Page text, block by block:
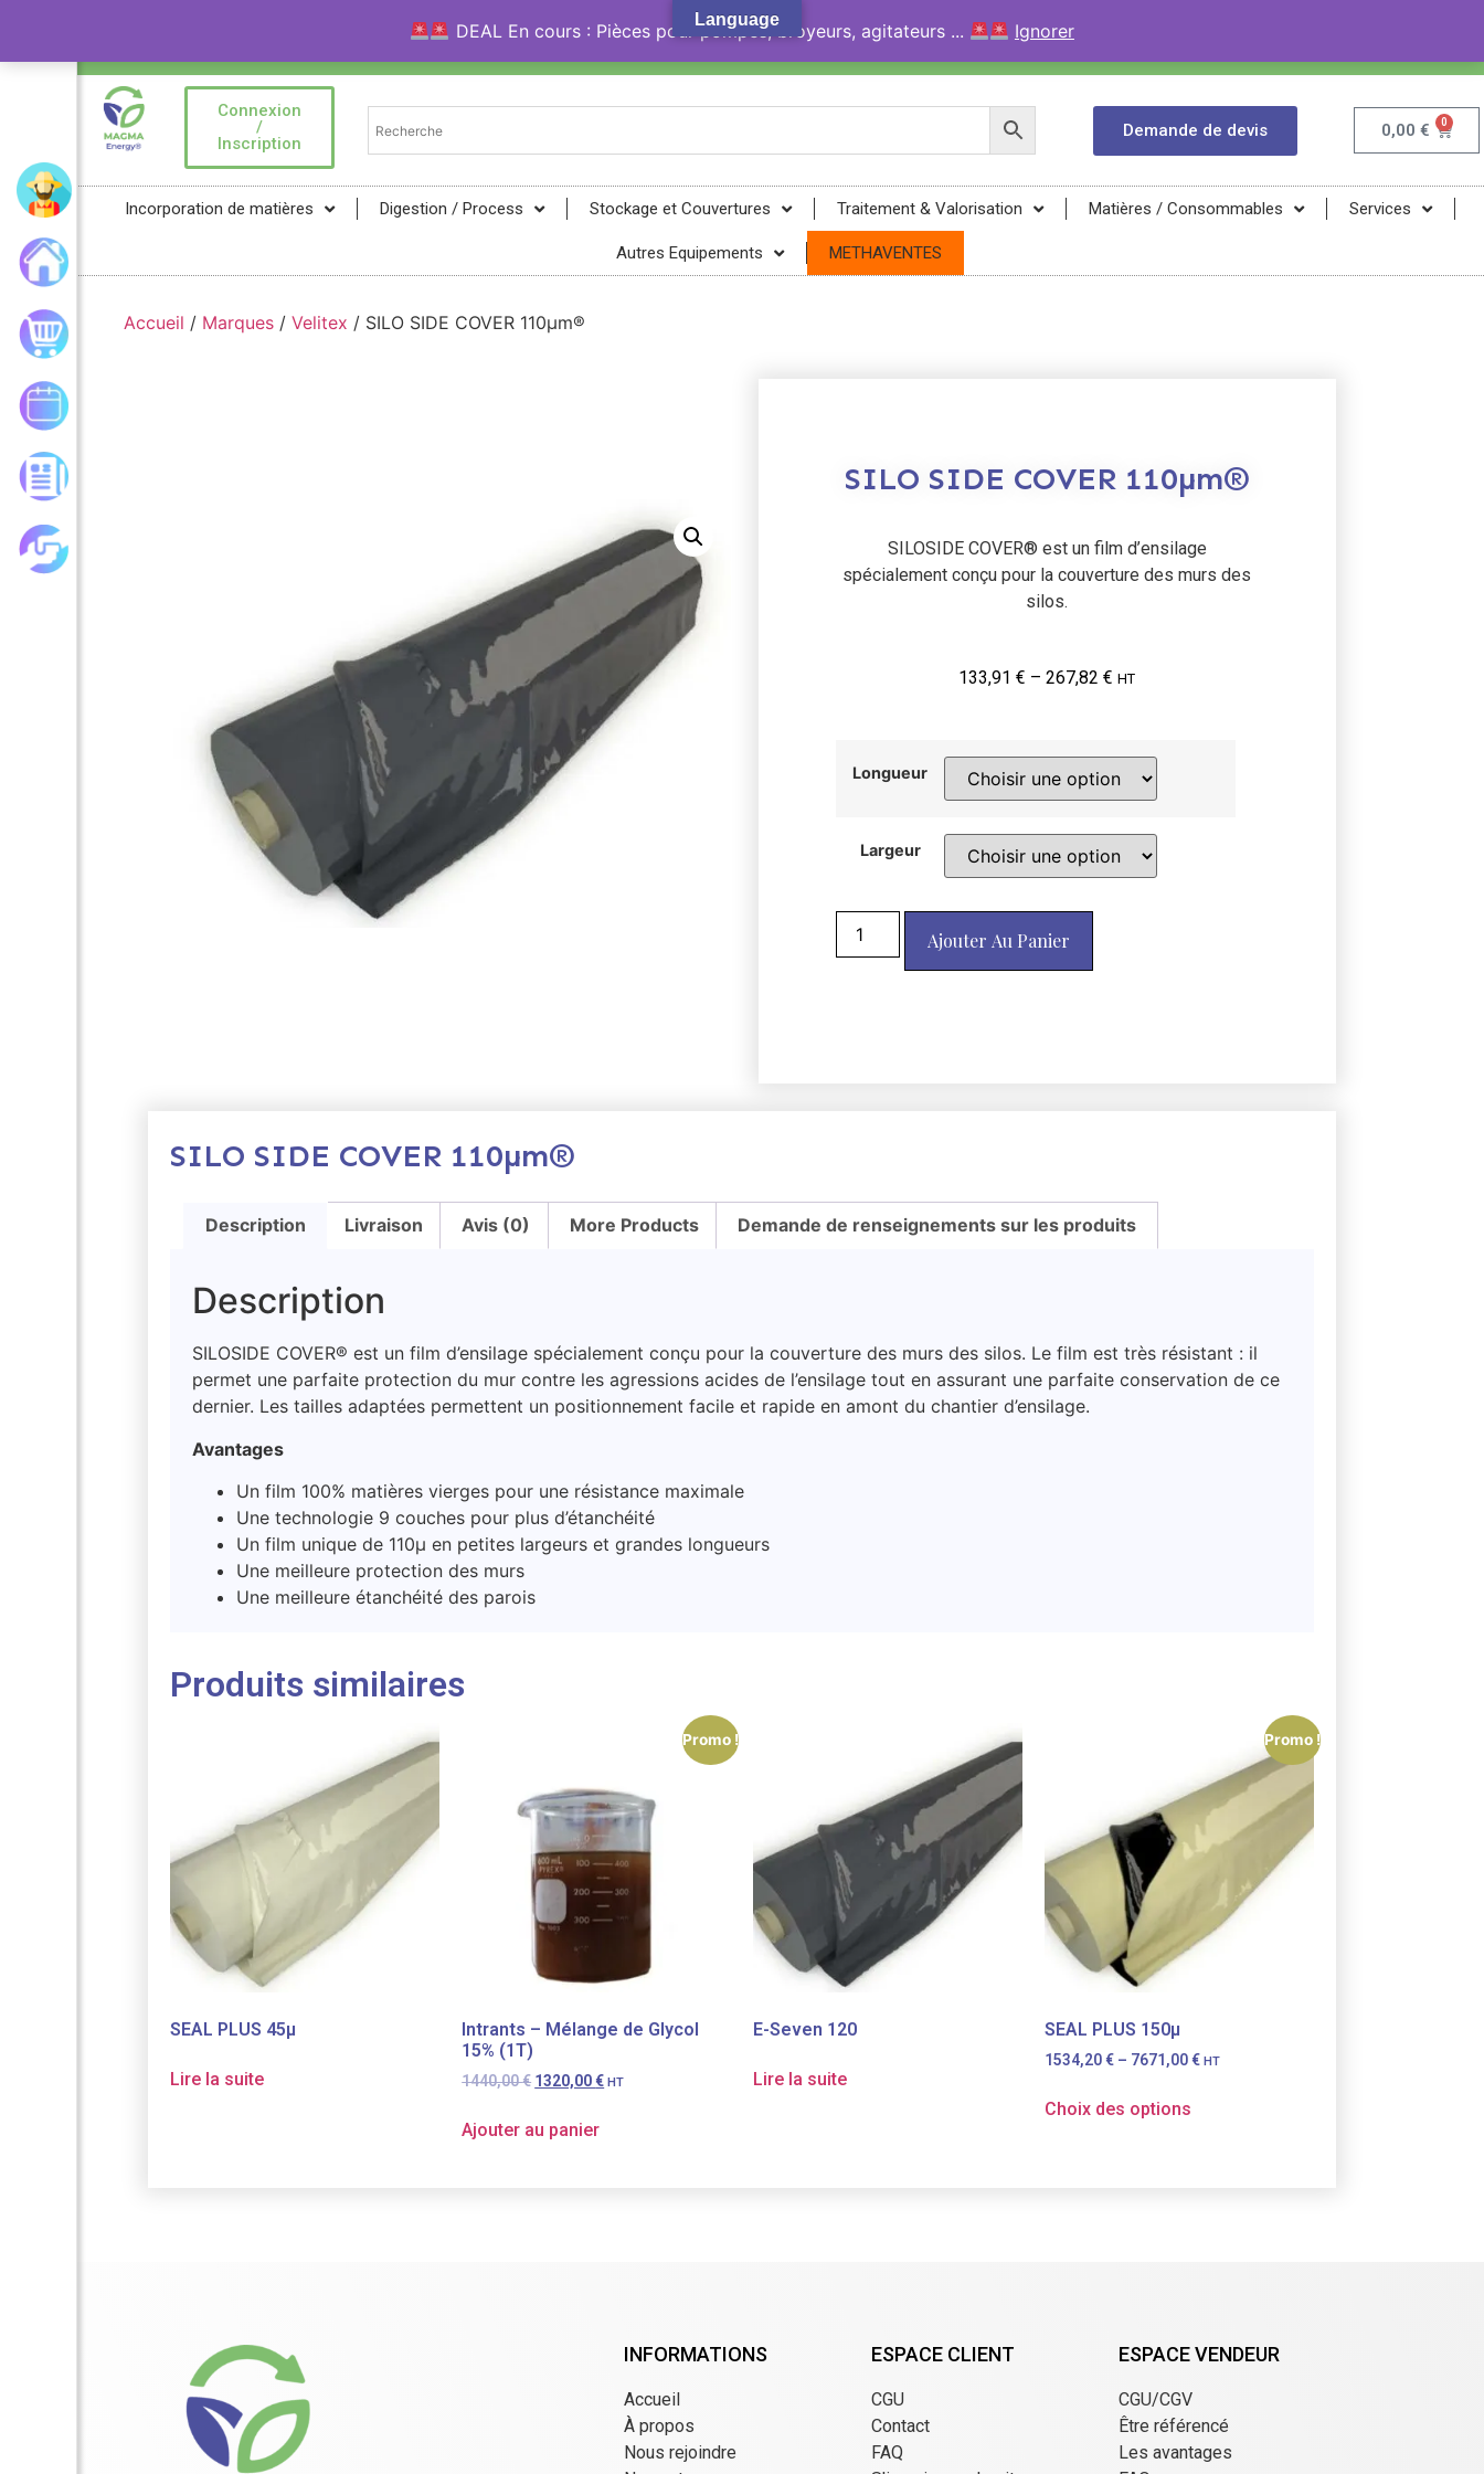
Bienvenue sur la Marketplace MAGMA Energy® !
+33 (0)9 84 04 07 52
Connexion
/
Inscription
Demande de devis 0,00€ 0
Incorporation de matières Digestion / Process Stockage et Couvertures Traitement & Valorisation Matières / Consommables Services
Autres Equipements METHAVENTES
Mon compte
Mon panier
Accueil / Marques / Velitex / SILO SIDE COVER 110µm®
SILO SIDE COVER 110µm®
SILOSIDE COVER® est un film d’ensilage
spécialement conçu pour la couverture des murs des
silos.
133,91€ –267,82€ HT
Longueur
Largeur
Ajouter Au Panier
SILO SIDE COVER 110µm®
Description Livraison Avis (0) More Products Demande de renseignements sur les produits
Description
SILOSIDE COVER® est un film d’ensilage spécialement conçu pour la couverture des murs des silos. Le film est très résistant : il
permet une parfaite protection du mur contre les agressions acides de l’ensilage tout en assurant une parfaite conservation de ce
dernier. Les tailles adaptées permettent un positionnement facile et rapide en amont du chantier d’ensilage.
Avantages
Un film 100% matières vierges pour une résistance maximale
Une technologie 9 couches pour plus d’étanchéité
Un film unique de 110µ en petites largeurs et grandes longueurs
Une meilleure protection des murs
Une meilleure étanchéité des parois
Produits similaires
SEAL PLUS 45µ
Lire la suite
Promo !
Intrants – Mélange de Glycol
15% (1T)
1440,00€ 1320,00 € HT
Ajouter au panier
E-Seven 120
Lire la suite
Promo !
SEAL PLUS 150µ
1534,20€– 7671,00€ HT
Choix des options
INFORMATIONS
Accueil
À propos
Nous rejoindre
ESPACE CLIENT
CGU
Contact
FAQ
ESPACE VENDEUR
CGU/CGV
Être référencé
Les avantages
Language
DEAL En cours : Pièces pour pompes, broyeurs, agitateurs ... Ignorer